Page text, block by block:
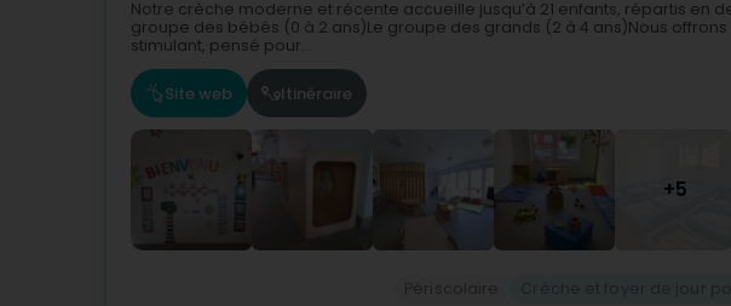
Notre crèche moderne et récente accueille jusqu’à 21 enfants, répartis en
groupe des bébés (0 à 2 ans)Le groupe des grands (2 à 4 ans)Nous
stimulant, pensé pour...
Site web Itinéraire
+5